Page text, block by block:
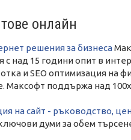
онлайн
решения за бизнеса
с над 15 години опит в
и SEO оптимизация на
Максофт поддържа над
на сайт - ръководство,
думи за обем